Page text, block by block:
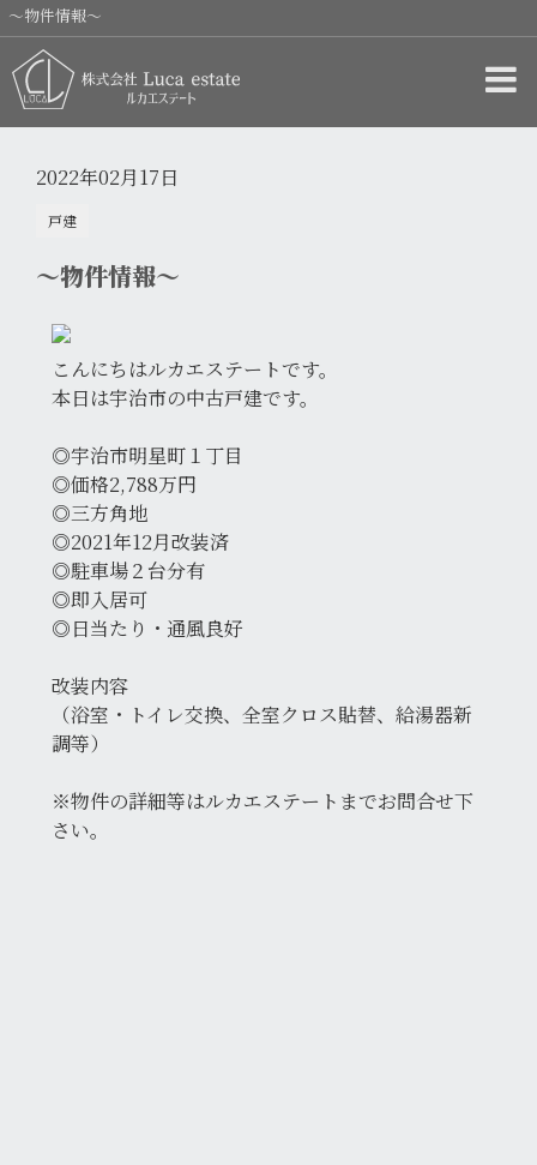
～物件情報～
2022年02月17日
戸建
～物件情報～
こんにちはルカエステートです。
本日は宇治市の中古戸建です。
◎宇治市明星町１丁目
◎価格2,788万円
◎三方角地
◎2021年12月改装済
◎駐車場２台分有
◎即入居可
◎日当たり・通風良好
改装内容
（浴室・トイレ交換、全室クロス貼替、給湯器新
調等）
※物件の詳細等はルカエステートまでお問合せ下
さい。